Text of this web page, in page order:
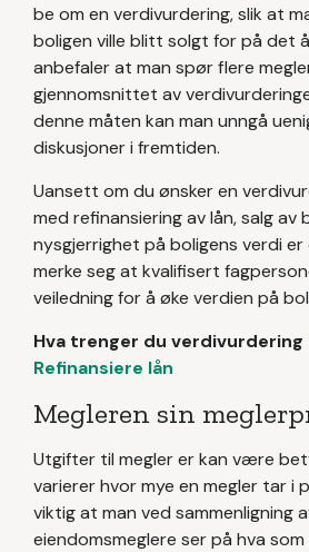
be om en verdivurdering, slik at
boligen ville blitt solgt for på det
anbefaler at man spør flere
gjennomsnittet av
denne måten kan man unngå
diskusjoner i fremtiden.
Uansett om du ønsker en
med refinansiering av lån, salg av
nysgjerrighet på boligens verdi
merke seg at kvalifisert
veiledning for å øke verdien på
Hva trenger du verdivurdering
Refinansiere lån
Megleren sin
Utgifter til megler er kan være
varierer hvor mye en megler tar i
viktig at man ved sammenligning
eiendomsmeglere ser på hva